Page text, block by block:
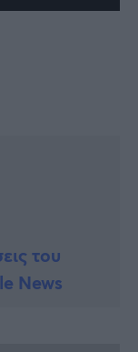
του
News